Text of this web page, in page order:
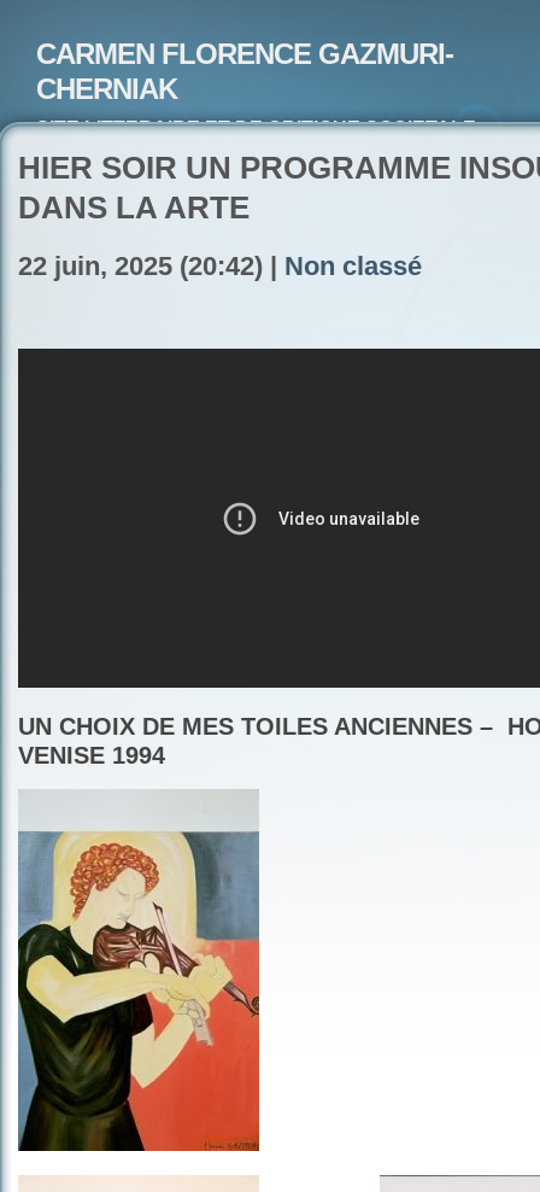
CARMEN FLORENCE GAZMURI-
CHERNIAK
SITE LITTERAIRE ET DE CRITIQUE SOCIETALE-
HIER SOIR UN PROGRAMME
DANS LA ARTE
22 juin, 2025 (20:42) | Non classé
UN CHOIX DE MES TOILES ANCIENNES –
VENISE 1994